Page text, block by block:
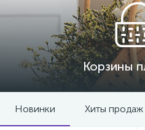
Корзины
Новинки Хиты продаж